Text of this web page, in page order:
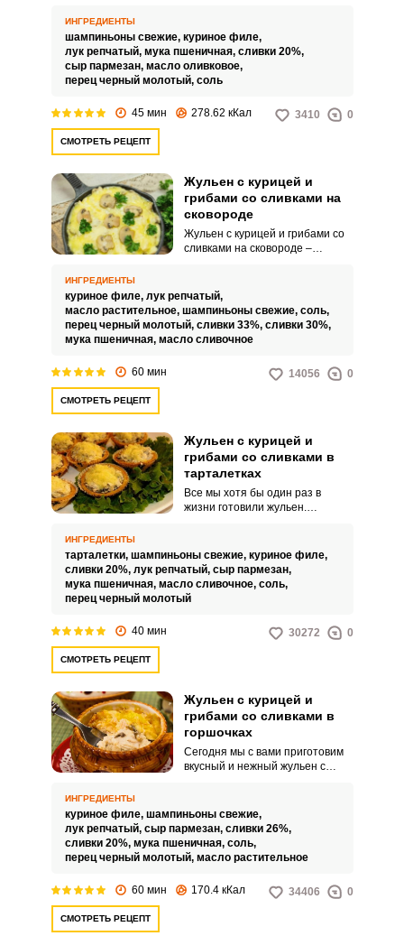
грибов и лука, в нежном
сливочном соусе, запеченная в
небольших формочках под
румяной сырной корочкой.
жульен получается нежным по
консистенции и имеет
ИНГРЕДИЕНТЫ
шампиньоны свежие, куриное филе,
лук репчатый, мука пшеничная, сливки 20%,
сыр пармезан, масло оливковое,
перец черный молотый, соль
45 мин 278.62 кКал 3410 0
СМОТРЕТЬ РЕЦЕПТ
Жульен с курицей и
грибами со сливками на
сковороде
Жульен с курицей и грибами со
сливками на сковороде –
обеда. Сытный, в меру соленый,
с приятными сливочными
нотками, жульен как нельзя,
кстати, выступит в качестве
ИНГРЕДИЕНТЫ
куриное филе, лук репчатый,
масло растительное, шампиньоны свежие, соль,
перец черный молотый, сливки 33%, сливки 30%,
мука пшеничная, масло сливочное
60 мин 14056 0
СМОТРЕТЬ РЕЦЕПТ
Жульен с курицей и
грибами со сливками в
тарталетках
Все мы хотя бы один раз в
жизни готовили жульен.
запекания, в кокотницах,
горшочках, слоеном тесте и т.д.
ИНГРЕДИЕНТЫ
тарталетки, шампиньоны свежие, куриное филе,
сливки 20%, лук репчатый, сыр пармезан,
мука пшеничная, масло сливочное, соль,
перец черный молотый
40 мин 30272 0
СМОТРЕТЬ РЕЦЕПТ
Жульен с курицей и
грибами со сливками в
горшочках
Сегодня мы с вами приготовим
вкусный и нежный жульен с
соуса мы будем использовать
сливки, поэтому жульен будет
иметь нежную консистенцию и
сливочный вкус.
ИНГРЕДИЕНТЫ
куриное филе, шампиньоны свежие,
лук репчатый, сыр пармезан, сливки 26%,
сливки 20%, мука пшеничная, соль,
перец черный молотый, масло растительное
60 мин 170.4 кКал 34406 0
СМОТРЕТЬ РЕЦЕПТ